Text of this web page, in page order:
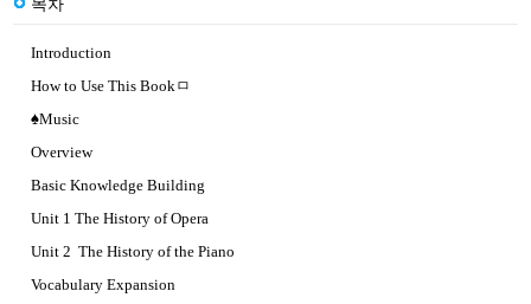
목차
Introduction
How to Use This Bookㅁ
♠Music
Overview
Basic Knowledge Building
Unit 1 The History of Opera
Unit 2 The History of the Piano
Vocabulary Expansion